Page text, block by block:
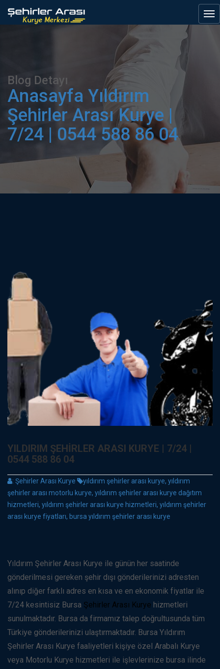
Blog Detayı
Anasayfa Yıldırım
Şehirler Arası Kurye |
7/24 | 0544 588 86 04
YILDIRIM ŞEHIRLER ARASI KURYE | 7/24 |
0544 588 86 04
: Şehirler Arası Kurye
yıldırım şehirler arası kurye, yıldırım
şehirler arası motorlu kurye, yıldırım şehirler arası kurye dağıtım
hizmetleri, yıldırım şehirler arası kurye hizmetleri, yıldırım şehirler
arası kurye fiyatları, bursa yıldırım şehirler arası kurye
Yıldırım Şehirler Arası Kurye ile günün her saatinde
gönderilmesi gereken şehir dışı gönderilerinizi adresten
alınıp diğer farklı adres en kısa ve en ekonomik fiyatlar ile
7/24 kesintisiz Bursa Şehirler Arası Kurye hizmetleri
sunulmaktadır. Bursa da firmamız talep doğrultusunda tüm
Türkiye gönderilerinizi ulaştırmaktadır. Bursa Yıldırım
Şehirler Arası Kurye faaliyetleri kişiye özel Arabalı Kurye
veya Motorlu Kurye hizmetleri ile işlevlerinize bursa ilinde